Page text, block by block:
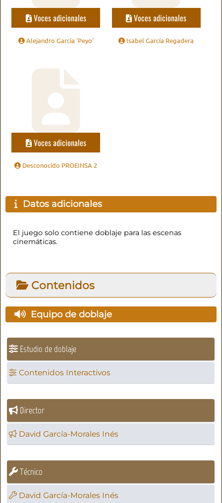
Voces adicionales
Alejandro García 'Peyo'
Voces adicionales
Isabel García Regadera
Voces adicionales
Desconocido PROEINSA 2
Datos adicionales
El juego solo contiene doblaje para las escenas
cinemáticas.
Contenidos
Equipo de doblaje
Estudio de doblaje
Contenidos Interactivos
Director
David García-Morales Inés
Técnico
David García-Morales Inés